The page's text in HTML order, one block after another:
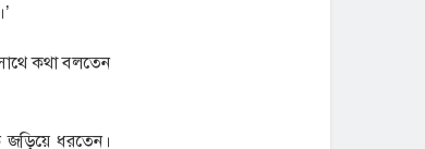
কথা বলতেন
ধরতেন।